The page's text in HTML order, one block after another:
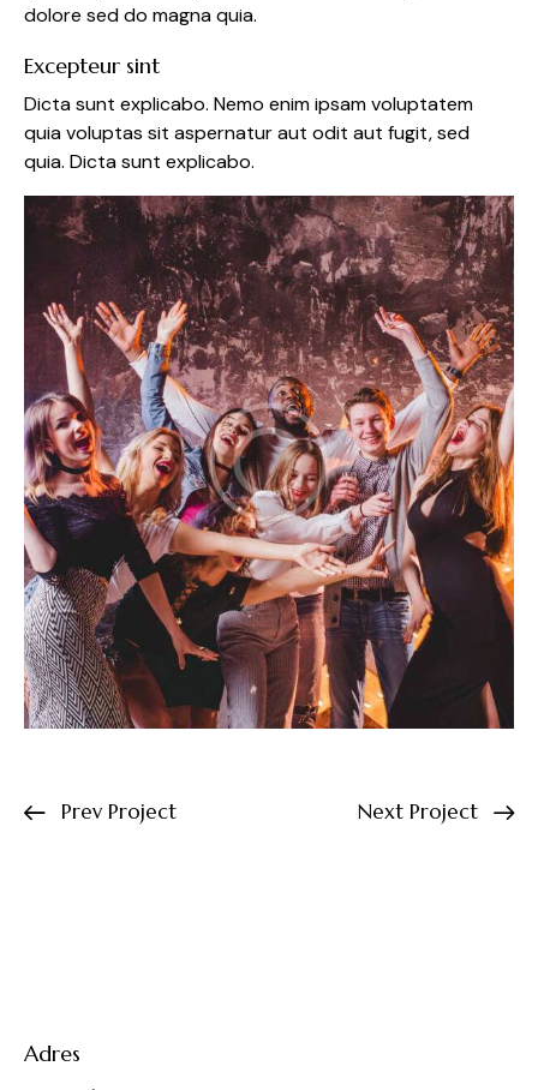
dolore sed do magna quia.
Excepteur sint
Dicta sunt explicabo. Nemo enim ipsam voluptatem
quia voluptas sit aspernatur aut odit aut fugit, sed
quia. Dicta sunt explicabo.
Prev Project Next Project
Adres